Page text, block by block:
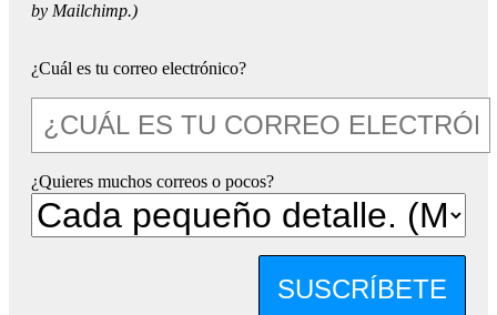
by Mailchimp.)
¿Cuál es tu correo electrónico?
¿Quieres muchos correos o pocos?
SUSCRÍBETE